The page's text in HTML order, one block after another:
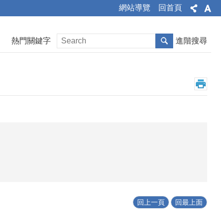
網站導覽 回首頁
熱門關鍵字 進階搜尋
回上一頁 回最上面